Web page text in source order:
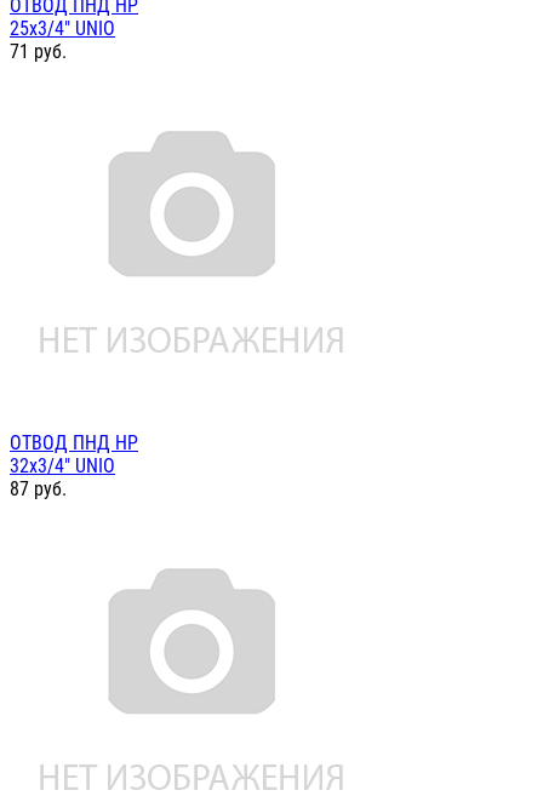
ОТВОД ПНД НР
25х3/4" UNIO
71 руб.
ОТВОД ПНД НР
32х3/4" UNIO
87 руб.